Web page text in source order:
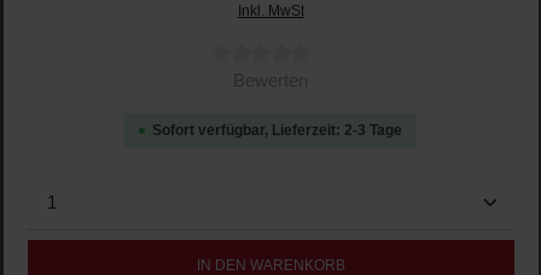
Inkl. MwSt
Durchschnittliche Bewertung von 0 von 5 Sternen
Bewerten
Sofort verfügbar, Lieferzeit: 2-3 Tage
Produkt Anzahl: Gib den gewünschten Wert ein
IN DEN WARENKORB